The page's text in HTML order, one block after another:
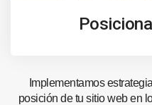
Implementamos
posición de tu sitio web en